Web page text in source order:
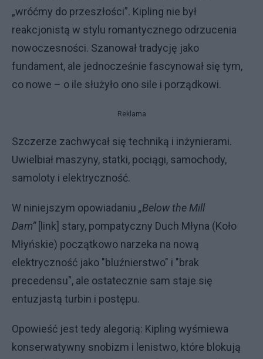
„wróćmy do przeszłości”. Kipling nie był
reakcjonistą w stylu romantycznego odrzucenia
nowoczesności. Szanował tradycję jako
fundament, ale jednocześnie fascynował się tym,
co nowe – o ile służyło ono sile i porządkowi.
Reklama
Szczerze zachwycał się techniką i inżynierami.
Uwielbiał maszyny, statki, pociągi, samochody,
samoloty i elektryczność.
W niniejszym opowiadaniu „Below the Mill
Dam” [link] stary, pompatyczny Duch Młyna (Koło
Młyńskie) początkowo narzeka na nową
elektryczność jako "bluźnierstwo" i "brak
precedensu", ale ostatecznie sam staje się
entuzjastą turbin i postępu.
Opowieść jest tedy alegorią: Kipling wyśmiewa
konserwatywny snobizm i lenistwo, które blokują